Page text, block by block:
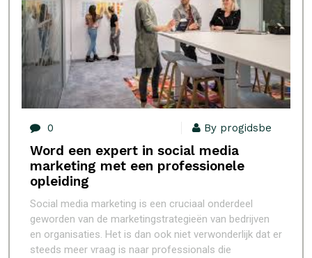
0 By progidsbe
Word een expert in social media
marketing met een professionele
opleiding
Social media marketing is een cruciaal onderdeel
geworden van de marketingstrategieën van bedrijven
en organisaties. Het is dan ook niet verwonderlijk dat er
steeds meer vraag is naar professionals die